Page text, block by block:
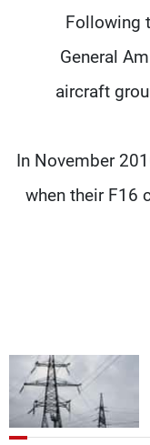
Following
General
aircraft
In November
when their F16